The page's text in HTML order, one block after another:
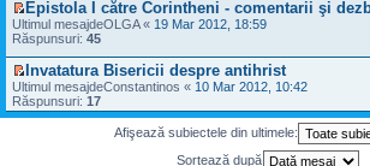
t
i
j
n
e
c
i
t
i
t
e
s
a
j
n
e
c
i
m
u
l
m
e
s
a
j
u
l
t
i
m
u
l
m
V
e
i
u
l
t
i
Epistola I către Corintheni - comentarii şi
Ultimul mesajdeOLGA« 19 Mar 2012, 18:59
Răspunsuri: 45
V
e
z
Invatatura Bisericii despre antihrist
Ultimul mesajdeConstantinos « 10 Mar 2012, 10:42
Răspunsuri: 17
Afişează subiectele din ultimele:
Sortează după